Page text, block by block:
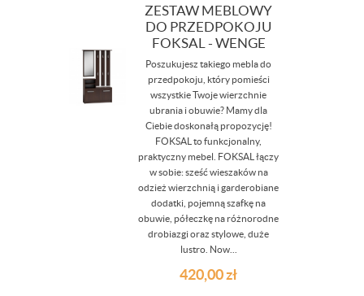
ZESTAW MEBLOWY
DO PRZEDPOKOJU
FOKSAL - WENGE
Poszukujesz takiego mebla do
przedpokoju, który pomieści
wszystkie Twoje wierzchnie
ubrania i obuwie? Mamy dla
Ciebie doskonałą propozycję!
FOKSAL to funkcjonalny,
praktyczny mebel. FOKSAL łączy
w sobie: sześć wieszaków na
odzież wierzchnią i garderobiane
dodatki, pojemną szafkę na
obuwie, półeczkę na różnorodne
drobiazgi oraz stylowe, duże
lustro. Now...
420,00zł